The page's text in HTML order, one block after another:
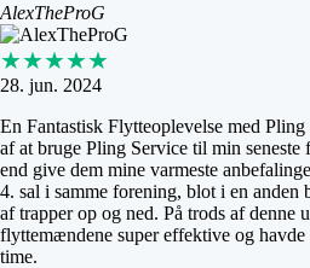
AlexTheProG
★★★★★
28. jun. 2024
En Fantastisk Flytteoplevelse med
af at bruge Pling Service til min
end give dem mine varmeste
4. sal i samme forening, blot i en anden
af trapper op og ned. På trods af denne
flyttemændene super effektive og
time.